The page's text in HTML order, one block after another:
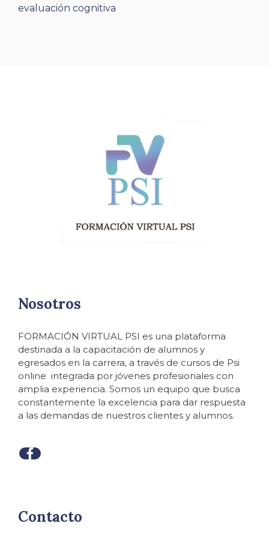
evaluación cognitiva
Nosotros
FORMACIÓN VIRTUAL PSI es una plataforma
destinada a la capacitación de alumnos y
egresados en la carrera, a través de cursos de Psi
online integrada por jóvenes profesionales con
amplia experiencia. Somos un equipo que busca
constantemente la excelencia para dar respuesta
a las demandas de nuestros clientes y alumnos.
Contacto